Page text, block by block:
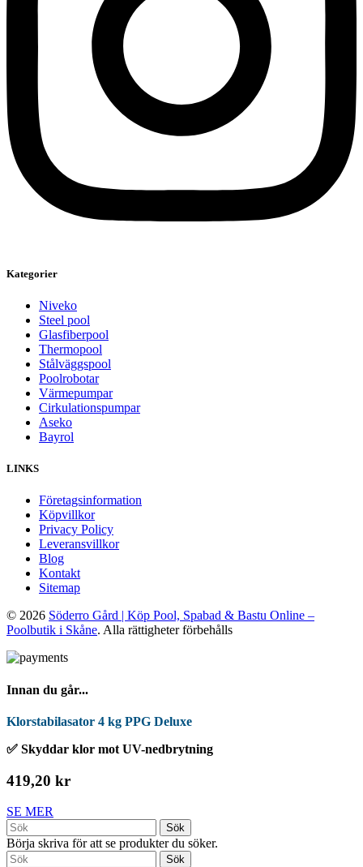
Kategorier
Niveko
Steel pool
Glasfiberpool
Thermopool
Stålväggspool
Poolrobotar
Värmepumpar
Cirkulationspumpar
Aseko
Bayrol
LINKS
Företagsinformation
Köpvillkor
Privacy Policy
Leveransvillkor
Blog
Kontakt
Sitemap
© 2026 Söderro Gård | Köp Pool, Spabad & Bastu Online –
Poolbutik i Skåne. Alla rättigheter förbehålls
Innan du går...
Klorstabilasator 4 kg PPG Deluxe
✅ Skyddar klor mot UV-nedbrytning
419,20 kr
SE MER
Sök
Börja skriva för att se produkter du söker.
Sök